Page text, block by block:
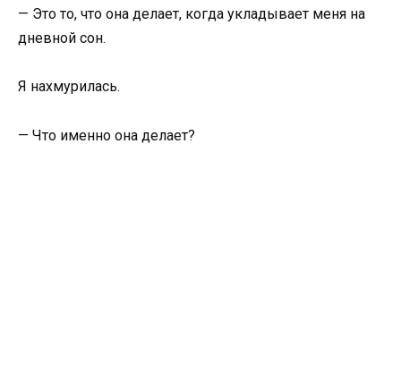
— Это то, что она делает, когда укладывает меня на
дневной сон.
Я нахмурилась.
— Что именно она делает?